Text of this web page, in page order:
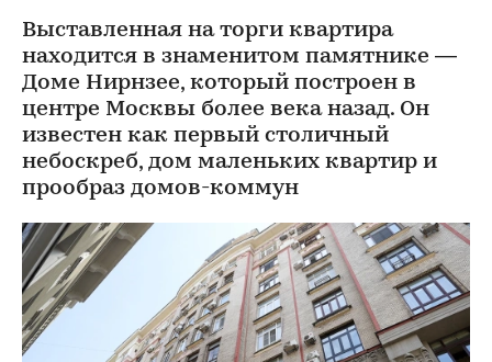
Выставленная на торги квартира
находится в знаменитом памятнике —
Доме Нирнзее, который построен в
центре Москвы более века назад. Он
известен как первый столичный
небоскреб, дом маленьких квартир и
прообраз домов-коммун